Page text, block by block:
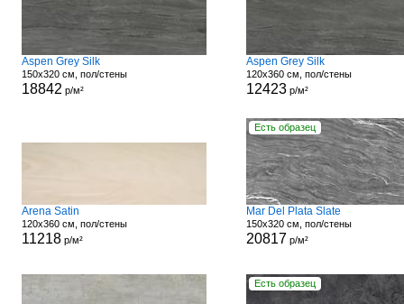
Aspen Grey Silk
150x320 см, пол/стены
18842 р/м²
Aspen Grey Silk
120x360 см, пол/стены
12423р/м²
Arena Satin
120x360 см, пол/стены
11218р/м²
Есть образец
Mar Del Plata Slate
150x320 см, пол/стены
20817 р/м²
Есть образец